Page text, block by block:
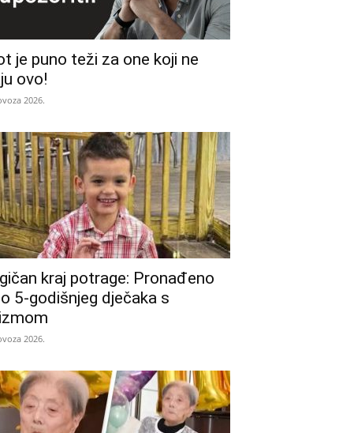
je puno teži za one koji ne
ovo!
2026.
kraj potrage: Pronađeno
5-godišnjeg dječaka s
2026.